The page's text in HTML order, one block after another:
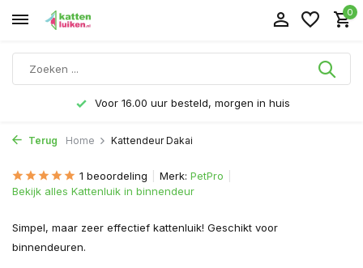
0
Voor 16.00 uur besteld, morgen in huis
Terug Home Kattendeur Dakai
1 beoordeling Merk: PetPro
Bekijk alles Kattenluik in binnendeur
Simpel, maar zeer effectief kattenluik! Geschikt voor
binnendeuren.